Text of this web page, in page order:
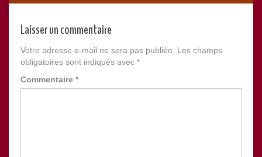
Laisser un commentaire
Votre adresse e-mail ne sera pas publiée.
Les champs
obligatoires sont indiqués avec *
Commentaire *